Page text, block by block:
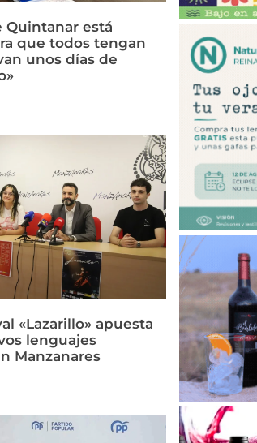
Quintanar está
que todos tengan
unos días de
«Lazarillo» apuesta
lenguajes
Manzanares